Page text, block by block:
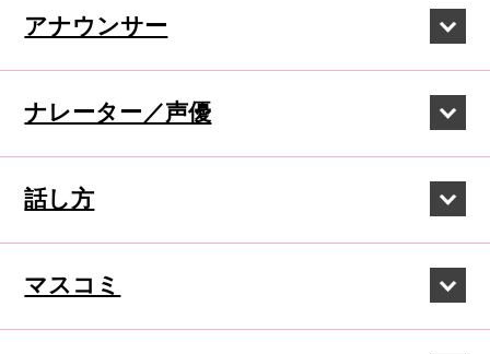
アナウンサー
ナレーター／声優
話し方
マスコミ